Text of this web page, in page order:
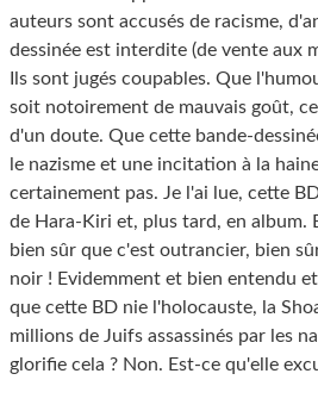
auteurs sont accusés de racisme,
dessinée est interdite (de vente aux
Ils sont jugés coupables. Que
soit notoirement de mauvais goût,
d'un doute. Que cette bande-
le nazisme et une incitation à la
certainement pas. Je l'ai lue, cette
de Hara-Kiri et, plus tard, en album.
bien sûr que c'est outrancier, bien
noir ! Evidemment et bien entendu
que cette BD nie l'holocauste, la
millions de Juifs assassinés par les
glorifie cela ? Non. Est-ce qu'elle